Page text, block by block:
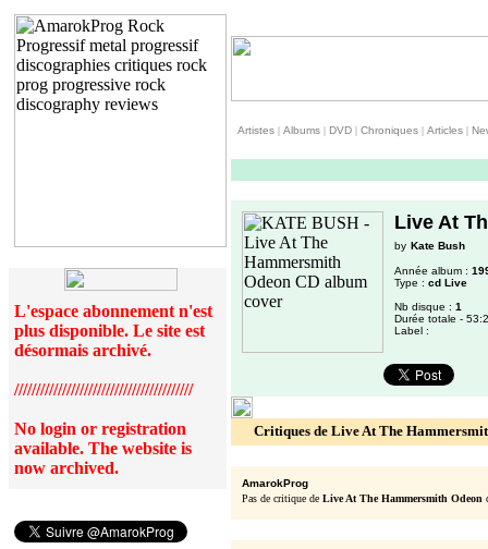
L'espace abonnement n'est
plus disponible. Le site est
désormais archivé.
/////////////////////////////////////////
No login or registration
available. The website is
now archived.
Artistes | Albums | DVD | Chroniques | Articles |
Live At
by Kate Bush
Année album :
Type : cd Live
Nb disque : 1
Durée totale -
Label :
Critiques de Live At The
AmarokProg
Pas de critique de Live At The Hammersmith Odeon